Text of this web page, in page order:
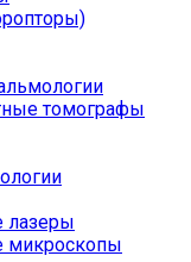
томографы
лазеры
микроскопы